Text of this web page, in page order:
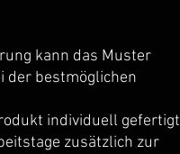
kann das Muster
der bestmöglichen
individuell gefertigt
zusätzlich zur